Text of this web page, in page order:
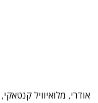
אודרי, מלואיוויל